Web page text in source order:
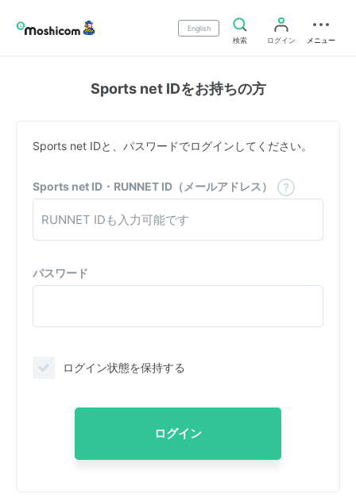
English
検索
ログイン メニュー
Sports net IDをお持ちの方
Sports net IDと、パスワードでログインしてください。
Sports net ID・RUNNET ID（メールアドレス）
パスワード
ログイン状態を保持する
ログイン